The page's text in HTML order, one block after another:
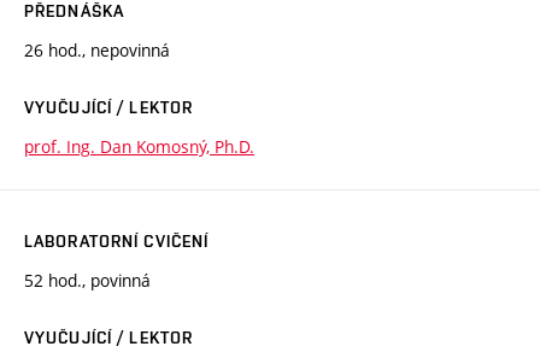
PŘEDNÁŠKA
26 hod., nepovinná
VYUČUJÍCÍ / LEKTOR
prof. Ing. Dan Komosný, Ph.D.
LABORATORNÍ CVIČENÍ
52 hod., povinná
VYUČUJÍCÍ / LEKTOR